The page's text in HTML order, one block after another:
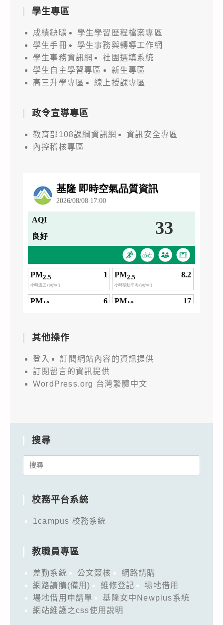
學生專區
成績缺曠
學生學習歷程檔案專區
學生手冊
學生事務與轉導工作網
學生事務資訊網
社團選填系統
學生自主學習專區
新生專區
高三升學專區
線上授課專區
政令宣導專區
教育部108課綱資訊網
資訊安全專區
內控稽核專區
其他操作
登入
訂閱網站內容的資訊提供
訂閱留言的資訊提供
WordPress.org 台灣繁體中文
搜尋
Search
校務平台系統
1campus 校務系統
教職員專區
差勤系統 公文簽核
網路請購
網路請購(備用)
維修登記
場地借用
場地借用申請單
基隆女中Newplus系統
網站維護之css使用說明